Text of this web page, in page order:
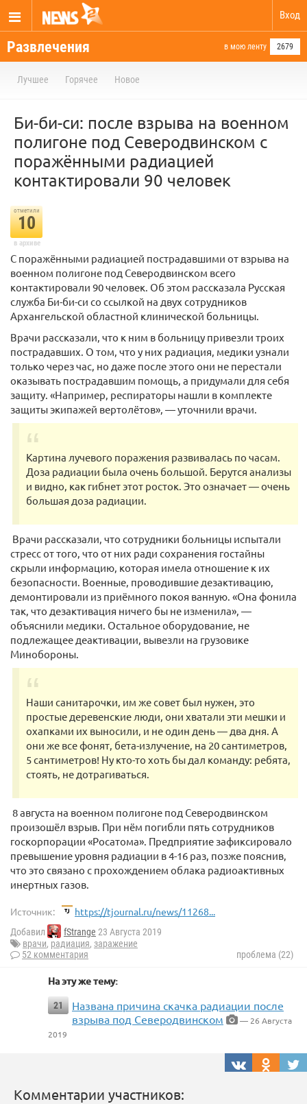
Вход
Развлечения в мою ленту 2679
Лучшее Горячее Новое
Би-би-си: после взрыва на военном
полигоне под Северодвинском с
поражёнными радиацией
контактировали 90 человек
отметили
10
в архиве
С поражёнными радиацией пострадавшими от взрыва на
военном полигоне под Северодвинском всего
контактировали 90 человек. Об этом рассказала Русская
служба Би-би-си со ссылкой на двух сотрудников
Архангельской областной клинической больницы.
Врачи рассказали, что к ним в больницу привезли троих
пострадавших. О том, что у них радиация, медики узнали
только через час, но даже после этого они не перестали
оказывать пострадавшим помощь, а придумали для себя
защиту. «Например, респираторы нашли в комплекте
защиты экипажей вертолётов», — уточнили врачи.
Картина лучевого поражения развивалась по часам.
Доза радиации была очень большой. Берутся анализы
и видно, как гибнет этот росток. Это означает — очень
большая доза радиации.
Врачи рассказали, что сотрудники больницы испытали
стресс от того, что от них ради сохранения гостайны
скрыли информацию, которая имела отношение к их
безопасности. Военные, проводившие дезактивацию,
демонтировали из приёмного покоя ванную. «Она фонила
так, что дезактивация ничего бы не изменила», —
объяснили медики. Остальное оборудование, не
подлежащее деактивации, вывезли на грузовике
Минобороны.
Наши санитарочки, им же совет был нужен, это
простые деревенские люди, они хватали эти мешки и
охапками их выносили, и не один день — два дня. А
они же все фонят, бета-излучение, на 20 сантиметров,
5 сантиметров! Ну кто-то хоть бы дал команду: ребята,
стоять, не дотрагиваться.
8 августа на военном полигоне под Северодвинском
произошёл взрыв. При нём погибли пять сотрудников
госкорпорации «Росатома». Предприятие зафиксировало
превышение уровня радиации в 4-16 раз, позже пояснив,
что это связано с прохождением облака радиоактивных
инертных газов.
Источник: https://tjournal.ru/news/11268...
Добавил fStrange 23 Августа 2019
врачи, радиация, заражение
52 комментария
проблема (22)
На эту же тему:
21
Названа причина скачка радиации после
взрыва под Северодвинском
— 26 Августа
2019
Комментарии участников: